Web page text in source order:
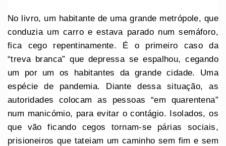
No livro, um habitante de uma grande metrópole, que
conduzia um carro e estava parado num semáforo,
fica cego repentinamente. É o primeiro caso da
“treva branca” que depressa se espalhou, cegando
um por um os habitantes da grande cidade. Uma
espécie de pandemia. Diante dessa situação, as
autoridades colocam as pessoas “em quarentena”
num manicómio, para evitar o contágio. Isolados, os
que vão ficando cegos tornam-se párias sociais,
prisioneiros que tateiam um caminho sem fim e sem